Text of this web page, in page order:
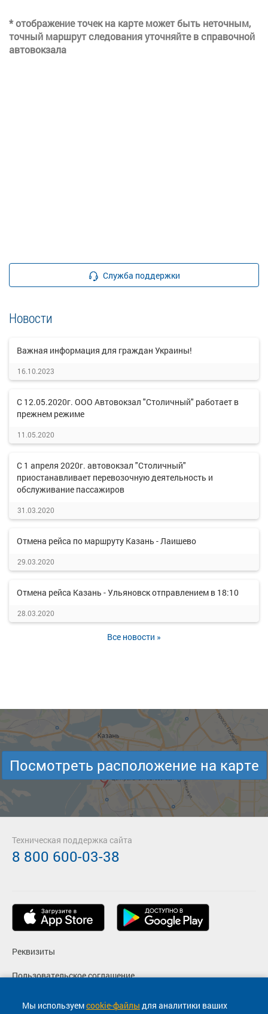
* отображение точек на карте может быть неточным,
точный маршрут следования уточняйте в справочной
автовокзала
Служба поддержки
Новости
Важная информация для граждан Украины!
16.10.2023
С 12.05.2020г. ООО Автовокзал "Столичный" работает в
прежнем режиме
11.05.2020
С 1 апреля 2020г. автовокзал "Столичный"
приостанавливает перевозочную деятельность и
обслуживание пассажиров
31.03.2020
Отмена рейса по маршруту Казань - Лаишево
29.03.2020
Отмена рейса Казань - Ульяновск отправлением в 18:10
28.03.2020
Все новости »
Мы используемcookie-файлы для аналитики ваших
Посмотреть расположение на карте
Реквизиты
Пользовательское соглашение
Политика конфиденциальности
Техническая поддержка сайта
8 800 600-03-38